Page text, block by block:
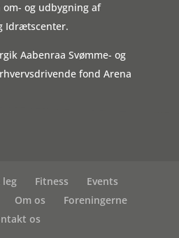
og udbygning af
Idrætscenter.
Aabenraa Svømme- og
fond Arena
leg Fitness
Events
Om os
Foreningerne
os